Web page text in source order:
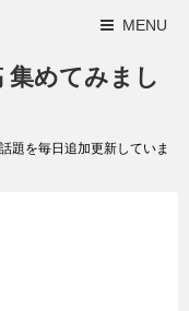
MENU
集めてみまし
題を毎日追加更新していま